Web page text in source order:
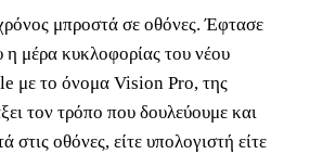
μπροστά σε οθόνες. Έφτασε
μέρα κυκλοφορίας του νέου
με το όνομα Vision Pro, της
τον τρόπο που δουλεύουμε και
στις οθόνες, είτε υπολογιστή είτε